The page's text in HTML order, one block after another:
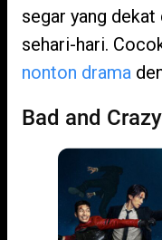
segar yang
sehari-hari.
nonton drama
Bad and Crazy